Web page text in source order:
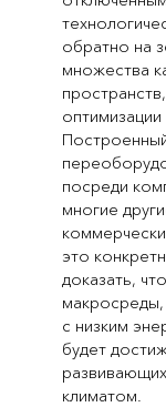
обратно на
множества
посреди
многие
это
доказать,
макросреды,
с низким
будет
климатом.